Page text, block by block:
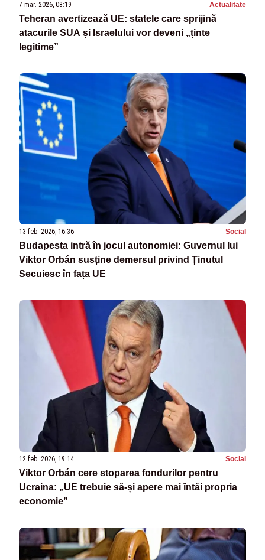
7 mar. 2026, 08:19 Actualitate
Teheran avertizează UE: statele care sprijină
atacurile SUA și Israelului vor deveni „ținte
legitime”
13 feb. 2026, 16:36 Social
Budapesta intră în jocul autonomiei: Guvernul lui
Viktor Orbán susține demersul privind Ținutul
Secuiesc în fața UE
12 feb. 2026, 19:14 Social
Viktor Orbán cere stoparea fondurilor pentru
Ucraina: „UE trebuie să-și apere mai întâi propria
economie”